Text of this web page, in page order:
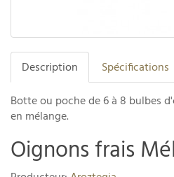
Description Spécifications
Botte ou poche de 6 à 8 bulbes
en mélange.
Oignons frais